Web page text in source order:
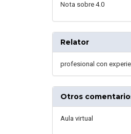
Nota sobre 4.0
Relator
profesional con
Otros
Aula virtual